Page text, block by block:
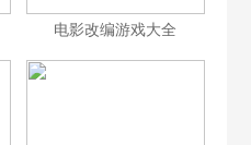
电影改编游戏大全